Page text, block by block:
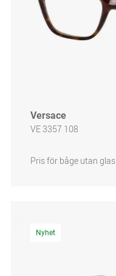
Versace
VE 3357 108
Pris för båge utan glas
Nyhet